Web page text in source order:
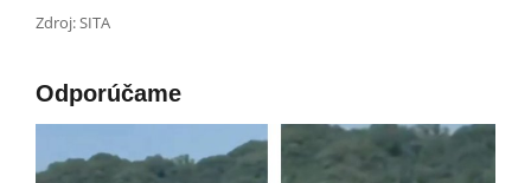
Zdroj: SITA
Odporúčame